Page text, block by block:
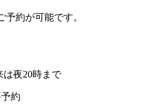
予約が可能です。
約